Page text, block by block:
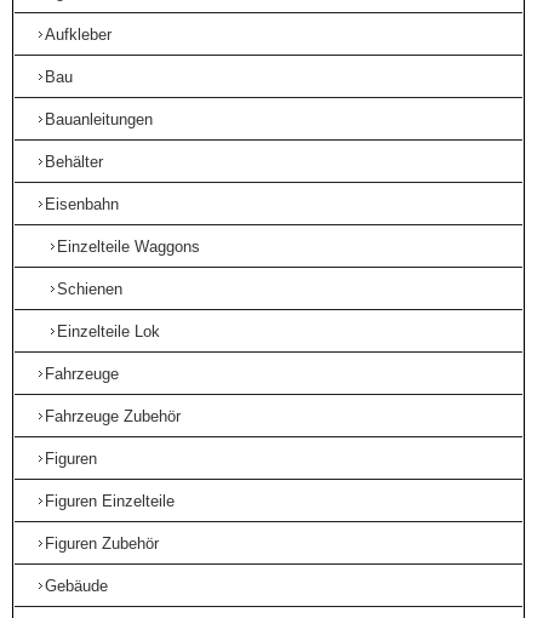
Aufkleber
Bau
Bauanleitungen
Behälter
Eisenbahn
Einzelteile Waggons
Schienen
Einzelteile Lok
Fahrzeuge
Fahrzeuge Zubehör
Figuren
Figuren Einzelteile
Figuren Zubehör
Gebäude